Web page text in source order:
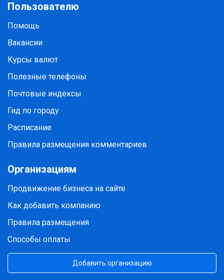
Пользователю
Помощь
Вакансии
Курсы валют
Полезные телефоны
Почтовые индексы
Гид по городу
Расписание
Правила размещения комментариев
Организациям
Продвижение бизнеса на сайте
Как добавить компанию
Правила размещения
Способы оплаты
Добавить организацию